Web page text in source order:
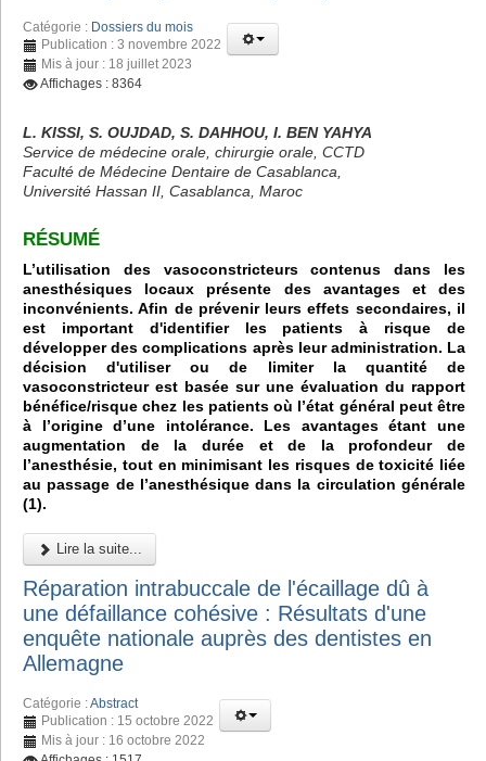
Catégorie : Dossiers du mois
Publication : 3 novembre 2022
Mis à jour : 18 juillet 2023
Affichages : 8364
L. KISSI, S. OUJDAD, S. DAHHOU, I. BEN YAHYA
Service de médecine orale, chirurgie orale, CCTD
Faculté de Médecine Dentaire de Casablanca,
Université Hassan II, Casablanca, Maroc
RÉSUMÉ
L’utilisation des vasoconstricteurs contenus dans les
anesthésiques locaux présente des avantages et des
inconvénients. Afin de prévenir leurs effets secondaires, il
est important d'identifier les patients à risque de
développer des complications après leur administration. La
décision d'utiliser ou de limiter la quantité de
vasoconstricteur est basée sur une évaluation du rapport
bénéfice/risque chez les patients où l’état général peut être
à l’origine d’une intolérance. Les avantages étant une
augmentation de la durée et de la profondeur de
l’anesthésie, tout en minimisant les risques de toxicité liée
au passage de l’anesthésique dans la circulation générale
(1).
Lire la suite...
Réparation intrabuccale de l'écaillage dû à
une défaillance cohésive : Résultats d'une
enquête nationale auprès des dentistes en
Allemagne
Catégorie :Abstract
Publication : 15 octobre 2022
Mis à jour : 16 octobre 2022